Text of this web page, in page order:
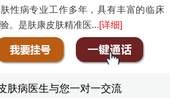
性病专业工作多年，具有丰富的临床
。是肤康皮肤精准医...[详细]
肤病医生与您一对一交流